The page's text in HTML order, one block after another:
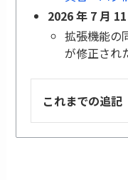
2026 年 7 月
拡張機能の
が修正され
これまでの追記